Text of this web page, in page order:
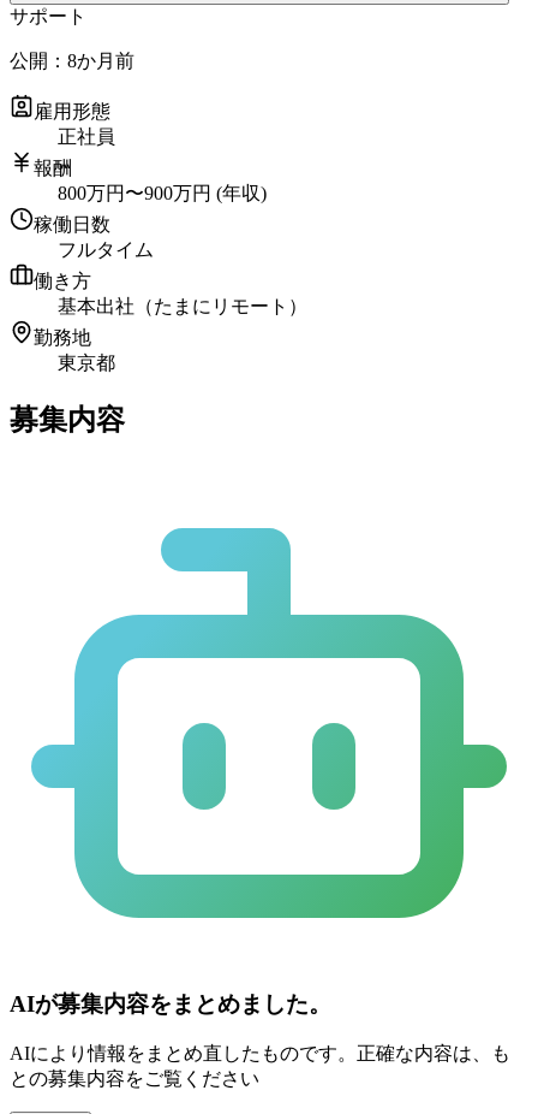
サポート
公開： 8か月前
雇用形態
正社員
報酬
800万円 〜900万円 (年収)
稼働日数
フルタイム
働き方
基本出社（たまにリモート）
勤務地
東京都
募集内容
AIが募集内容をまとめました。
AIにより情報をまとめ直したものです。正確な内容は、も
との募集内容をご覧ください